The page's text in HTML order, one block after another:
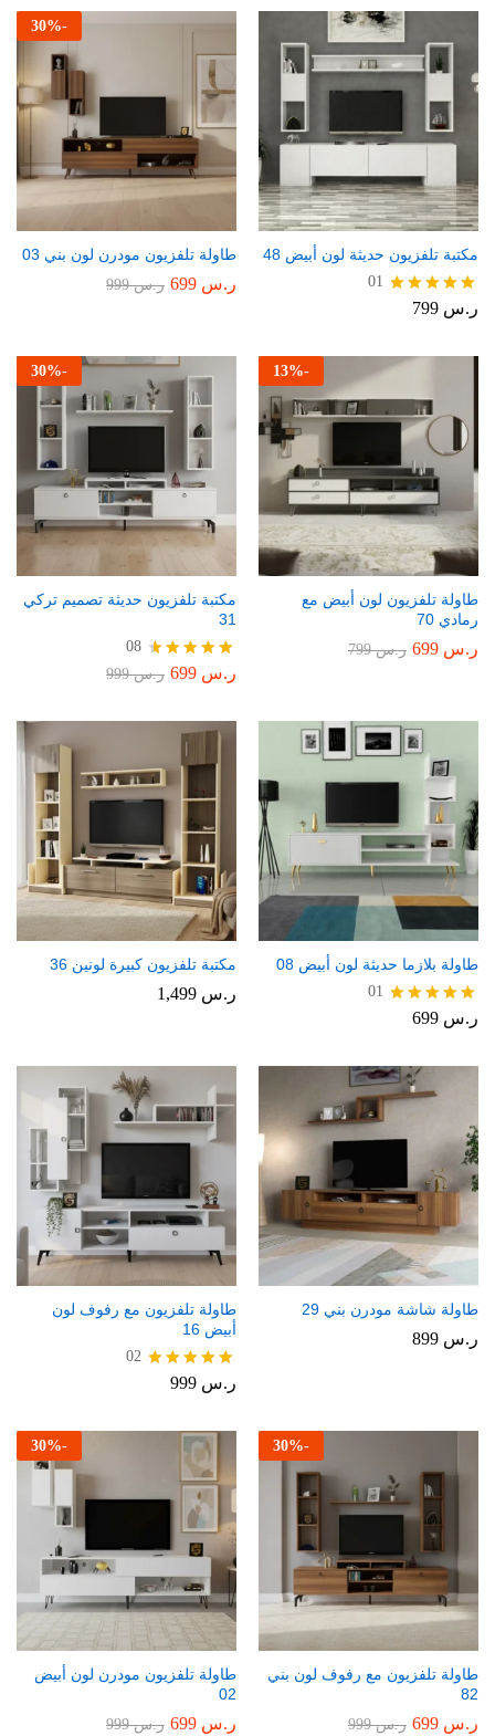
مكتبة تلفزيون حديثة لون أبيض 48
تم التقييم
01
ر.س
-
30%
طاولة تلفزيون مودرن لون بني 03
ر.س ر.س999
-
13%
طاولة تلفزيون لون أبيض مع
رمادي 70
ر.س ر.س799
-
30%
مكتبة تلفزيون حديثة تصميم تركي
31
تم التقييم
08
ر.س ر.س999
طاولة بلازما حديثة لون أبيض 08
تم التقييم
01
ر.س
مكتبة تلفزيون كبيرة لونين 36
ر.س
طاولة شاشة مودرن بني 29
ر.س
طاولة تلفزيون مع رفوف لون
أبيض 16
تم التقييم
02
ر.س
-
30%
طاولة تلفزيون مع رفوف لون بني
82
ر.س ر.س999
-
30%
طاولة تلفزيون مودرن لون أبيض
02
ر.س ر.س999